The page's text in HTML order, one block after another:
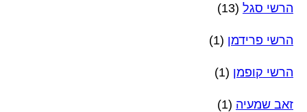
הרשי סגל (13)
הרשי פרידמן (1)
הרשי קופמן (1)
זאב שמעיה (1)